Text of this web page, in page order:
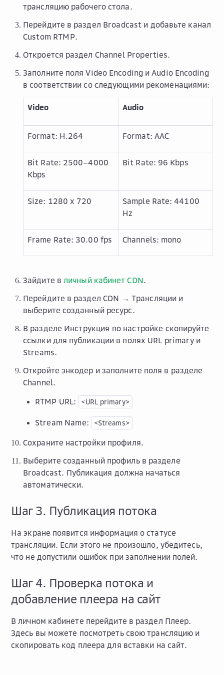
трансляцию рабочего стола.
Перейдите в раздел Broadcast и добавьте канал
Custom RTMP.
Откроется раздел Channel Properties.
Заполните поля Video Encoding и Audio Encoding
в соответствии со следующими рекоменациями:
Video Audio
Format: H.264 Format: AAC
Bit Rate: 2500–4000
Kbps
Bit Rate: 96 Kbps
Size: 1280 x 720
Sample Rate: 44100
Hz
Frame Rate: 30.00 fps Channels: mono
Зайдите в личный кабинет CDN.
Перейдите в раздел CDN → Трансляции и
выберите созданный ресурс.
В разделе Инструкция по настройке скопируйте
ссылки для публикации в полях URL primaryи
Streams.
Откройте энкодер и заполните поля в разделе
Channel.
RTMP URL: <URL primary>
Stream Name: <Streams>
Сохраните настройки профиля.
Выберите созданный профиль в разделе
Broadcast. Публикация должна начаться
автоматически.
Шаг 3. Публикация потока
На экране появится информация о статусе
трансляции. Если этого не произошло, убедитесь,
что не допустили ошибок при заполнении полей.
Шаг 4. Проверка потока и
добавление плеера на сайт
В личном кабинете перейдите в раздел Плеер.
Здесь вы можете посмотреть свою трансляцию и
скопировать код плеера для вставки на сайт.